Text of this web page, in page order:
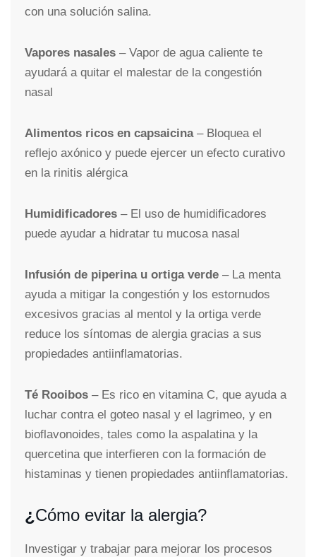
con una solución salina.
Vapores nasales – Vapor de agua caliente te
ayudará a quitar el malestar de la congestión
nasal
Alimentos ricos en capsaicina– Bloquea el
reflejo axónico y puede ejercer un efecto curativo
en la rinitis alérgica
Humidificadores – El uso de humidificadores
puede ayudar a hidratar tu mucosa nasal
Infusión de piperina u ortiga verde – La menta
ayuda a mitigar la congestión y los estornudos
excesivos gracias al mentol y la ortiga verde
reduce los síntomas de alergia gracias a sus
propiedades antiinflamatorias.
Té Rooibos – Es rico en vitamina C, que ayuda a
luchar contra el goteo nasal y el lagrimeo, y en
bioflavonoides, tales como la aspalatina y la
quercetina que interfieren con la formación de
histaminas y tienen propiedades antiinflamatorias.
¿ Cómo evitar la alergia?
Investigar y trabajar para mejorar los procesos